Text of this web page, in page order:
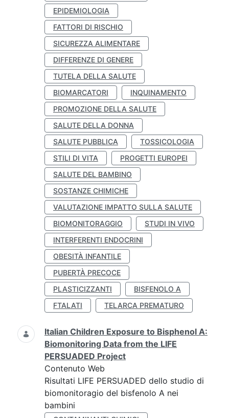
EPIDEMIOLOGIA
FATTORI DI RISCHIO
SICUREZZA ALIMENTARE
DIFFERENZE DI GENERE
TUTELA DELLA SALUTE
BIOMARCATORI
INQUINAMENTO
PROMOZIONE DELLA SALUTE
SALUTE DELLA DONNA
SALUTE PUBBLICA
TOSSICOLOGIA
STILI DI VITA
PROGETTI EUROPEI
SALUTE DEL BAMBINO
SOSTANZE CHIMICHE
VALUTAZIONE IMPATTO SULLA SALUTE
BIOMONITORAGGIO
STUDI IN VIVO
INTERFERENTI ENDOCRINI
OBESITÀ INFANTILE
PUBERTÀ PRECOCE
PLASTICIZZANTI
BISFENOLO A
FTALATI
TELARCA PREMATURO
Italian Children Exposure to Bisphenol A:
Biomonitoring Data from the LIFE
PERSUADED Project
Contenuto Web
Risultati LIFE PERSUADED dello studio di
biomonitoragio del bisfenolo A nei
bambini